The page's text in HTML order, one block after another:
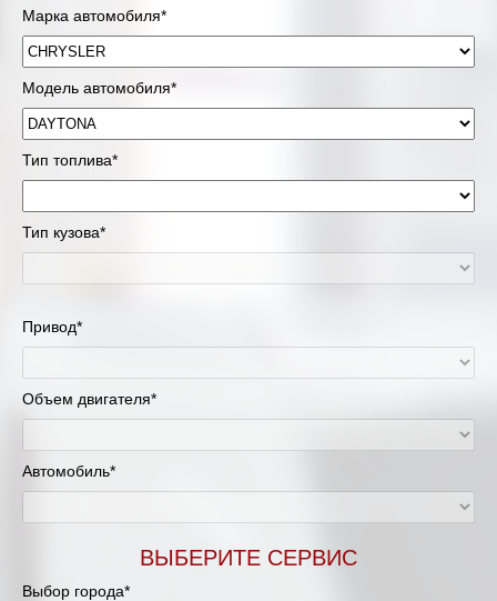
Марка автомобиля*
Модель автомобиля*
Тип топлива*
Тип кузова*
Привод*
Объем двигателя*
Автомобиль*
ВЫБЕРИТЕ СЕРВИС
Выбор города*